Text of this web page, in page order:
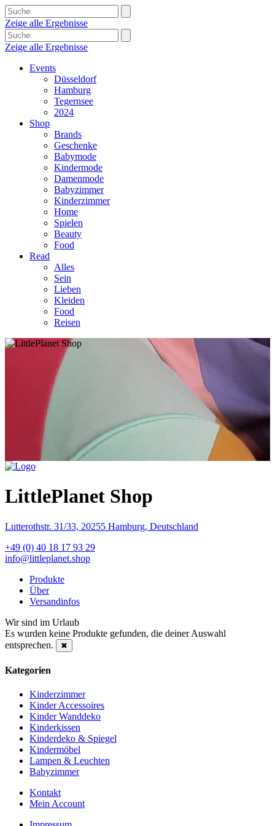
Zeige alle Ergebnisse
Zeige alle Ergebnisse
Events
Düsseldorf
Hamburg
Tegernsee
2024
Shop
Brands
Geschenke
Babymode
Kindermode
Damenmode
Babyzimmer
Kinderzimmer
Home
Spielen
Beauty
Food
Read
Alles
Sein
Lieben
Kleiden
Food
Reisen
LittlePlanet Shop
Lutterothstr. 31/33, 20255 Hamburg, Deutschland
+49 (0) 40 18 17 93 29
info@littleplanet.shop
Produkte
Über
Versandinfos
Wir sind im Urlaub
Es wurden keine Produkte gefunden, die deiner Auswahl
entsprechen.
✖
Kategorien
Kinderzimmer
Kinder Accessoires
Kinder Wanddeko
Kinderkissen
Kinderdeko & Spiegel
Kindermöbel
Lampen & Leuchten
Babyzimmer
Kontakt
Mein Account